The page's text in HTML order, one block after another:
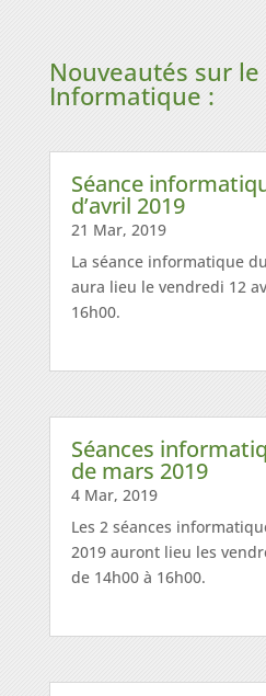
Nouveautés sur
Informatique :
Séance
d’avril 2019
21 Mar, 2019
La séance informatique
aura lieu le vendredi 12
16h00.
Séances
de mars 2019
4 Mar, 2019
Les 2 séances
2019 auront lieu les
de 14h00 à 16h00.